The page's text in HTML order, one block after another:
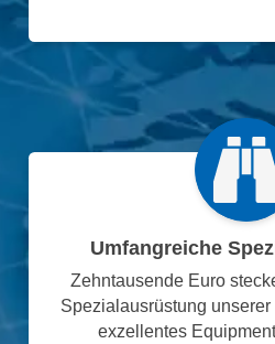
Umfangreiche
Zehntausende Euro
Spezialausrüstung
exzellentes